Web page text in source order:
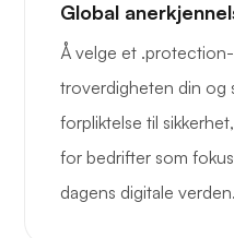
Global
Å velge et
troverdigheten din og
forpliktelse til
for bedrifter som
dagens digitale verden.